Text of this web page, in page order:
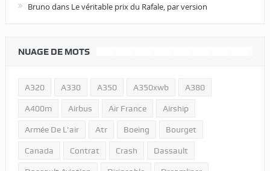
Bruno dans Le véritable prix du Rafale, par version
NUAGE DE MOTS
A320 A330 A350 A350xwb A380
A400m Airbus Air France Airship
Armée De L'air Atr Boeing Bourget
Canada Contrat Crash Dassault